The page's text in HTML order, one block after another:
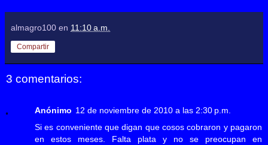
almagro100 en 11:10 a.m.
Compartir
3 comentarios:
Anónimo 12 de noviembre de 2010 a las 2:30 p.m.
Si es conveniente que digan que cosos cobraron y pagaron
en estos meses. Falta plata y no se preocupan en